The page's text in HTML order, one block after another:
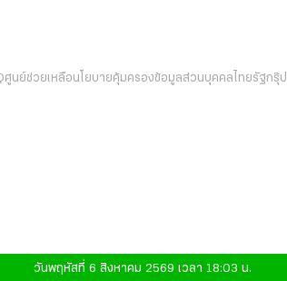
ศูนย์ช่วยเหลือนโยบายคุ้มครองข้อมูลส่วนบุคคลไทยรัฐกรุ๊ป
วันพฤหัสที่ 6 สิงหาคม 2569 เวลา 18:03 น.